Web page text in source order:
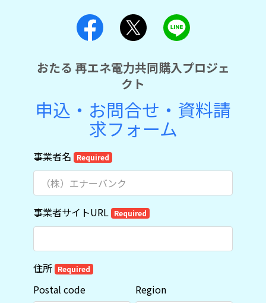
おたる 再エネ電力共同購入プロジェ
クト
申込・お問合せ・資料請
求フォーム
事業者名 Required
事業者サイトURL Required
住所 Required
Postal code Region